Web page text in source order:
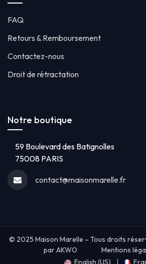
FAQ
Retours & Remboursement
Contactez-nous
Droit de rétractation
Notre boutique
59 Boulevard des Batignolles
75008 PARIS
contact@maisonmarelle.fr
© 2025 Maison Marelle – Tous droits
par AKWO
Mentions
English (US)
|